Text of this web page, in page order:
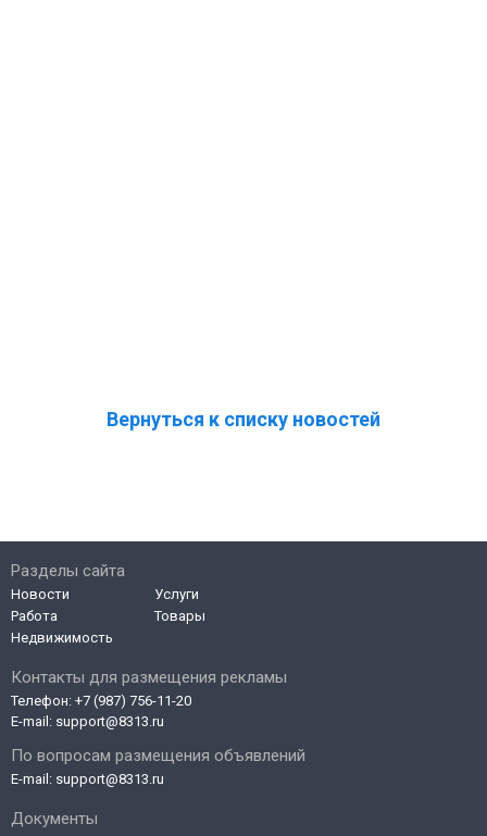
Вернуться к списку новостей
Контакты для размещения рекламы
Телефон: +7 (987) 756-11-20
E-mail: support@8313.ru
По вопросам размещения объявлений
E-mail: support@8313.ru
Документы
Разделы сайта
Новости
Работа
Недвижимость
Услуги
Товары